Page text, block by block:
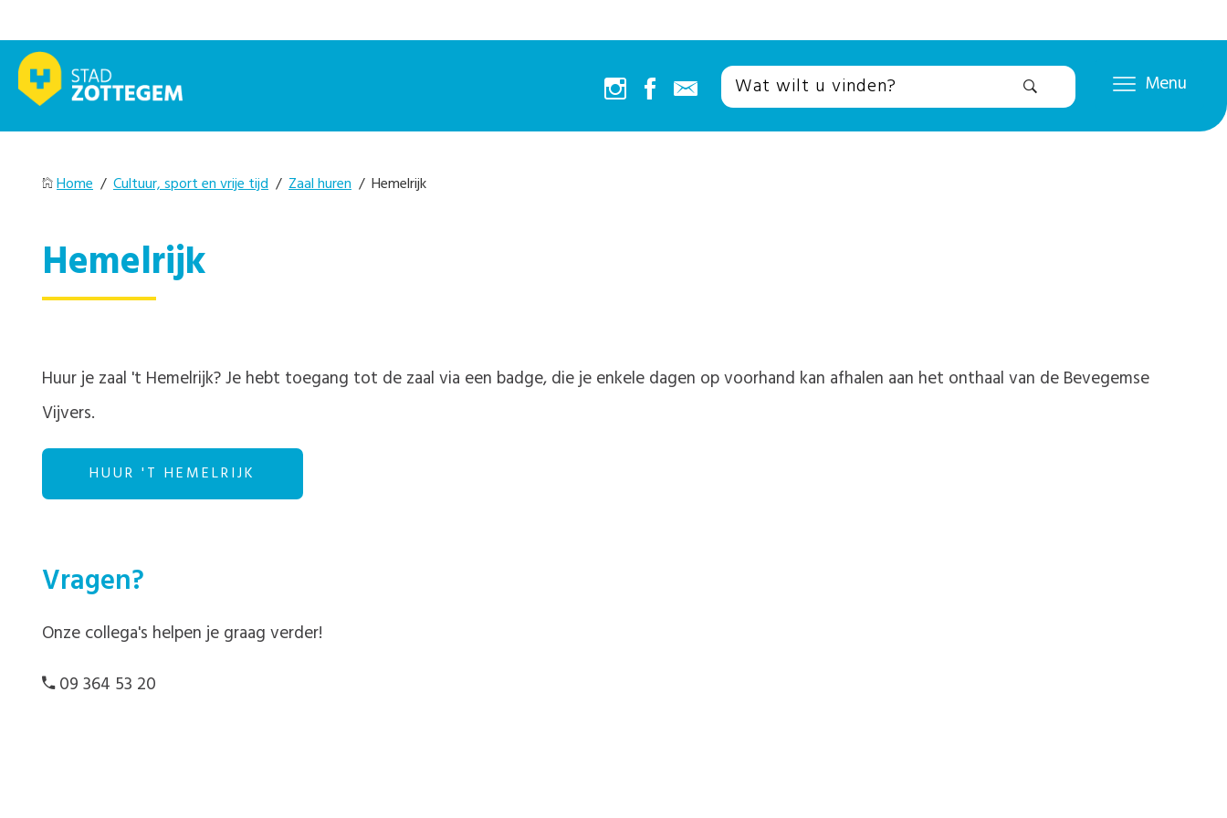
Menu
Home / Cultuur, sport en vrije tijd / Zaal huren / Hemelrijk
Hemelrijk
Huur je zaal 't Hemelrijk? Je hebt toegang tot de zaal via een badge, die je enkele dagen op voorhand kan afhalen aan het onthaal van de Bevegemse
Vijvers.
HUUR 'T HEMELRIJK
Vragen?
Onze collega's helpen je graag verder!
09 364 53 20